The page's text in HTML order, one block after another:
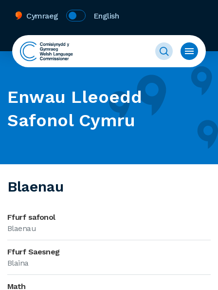
Cymraeg English
Enwau Lleoedd
Safonol Cymru
Blaenau
Ffurf safonol
Blaenau
Ffurf Saesneg
Blaina
Math